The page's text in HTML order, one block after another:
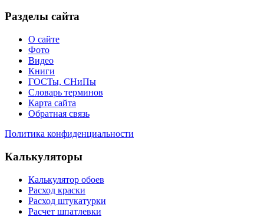
Разделы сайта
О сайте
Фото
Видео
Книги
ГОСТы, СНиПы
Словарь терминов
Карта сайта
Обратная связь
Политика конфиденциальности
Калькуляторы
Калькулятор обоев
Расход краски
Расход штукатурки
Расчет шпатлевки